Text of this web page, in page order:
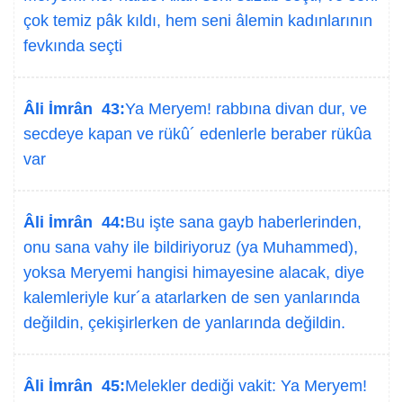
çok temiz pâk kıldı, hem seni âlemin kadınlarının
fevkında seçti
Âli İmrân 43:Ya Meryem! rabbına divan dur, ve
secdeye kapan ve rükû´ edenlerle beraber rükûa
var
Âli İmrân 44:Bu işte sana gayb haberlerinden,
onu sana vahy ile bildiriyoruz (ya Muhammed),
yoksa Meryemi hangisi himayesine alacak, diye
kalemleriyle kur´a atarlarken de sen yanlarında
değildin, çekişirlerken de yanlarında değildin.
Âli İmrân 45:Melekler dediği vakit: Ya Meryem!